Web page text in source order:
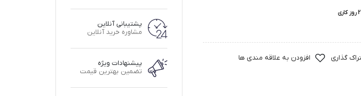
2روز کاری
گذاری افزودن به علاقه مندی ها
پشتیبانی آنلاین
مشاوره خرید آنلاین
پیشنهادات ویژه
تضمین بهترین قیمت